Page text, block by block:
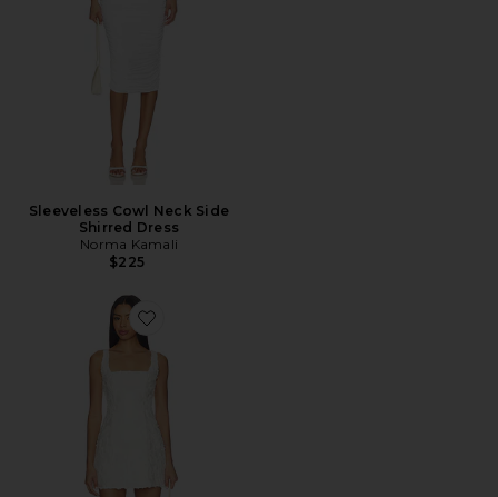
Sleeveless Cowl Neck Side
Shirred Dress
Norma Kamali
$225
Favorite LACY ドレス